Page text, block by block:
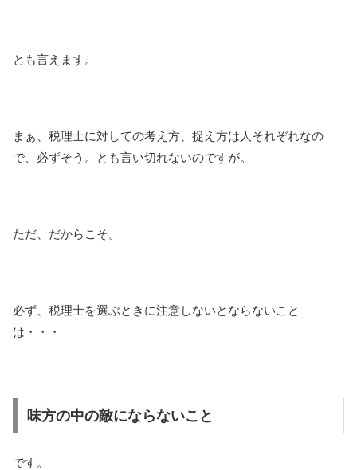
とも言えます。
まぁ、税理士に対しての考え方、捉え方は人それぞれなの
で、必ずそう。とも言い切れないのですが。
ただ、だからこそ。
必ず、税理士を選ぶときに注意しないとならないこと
は・・・
味方の中の敵にならないこと
です。